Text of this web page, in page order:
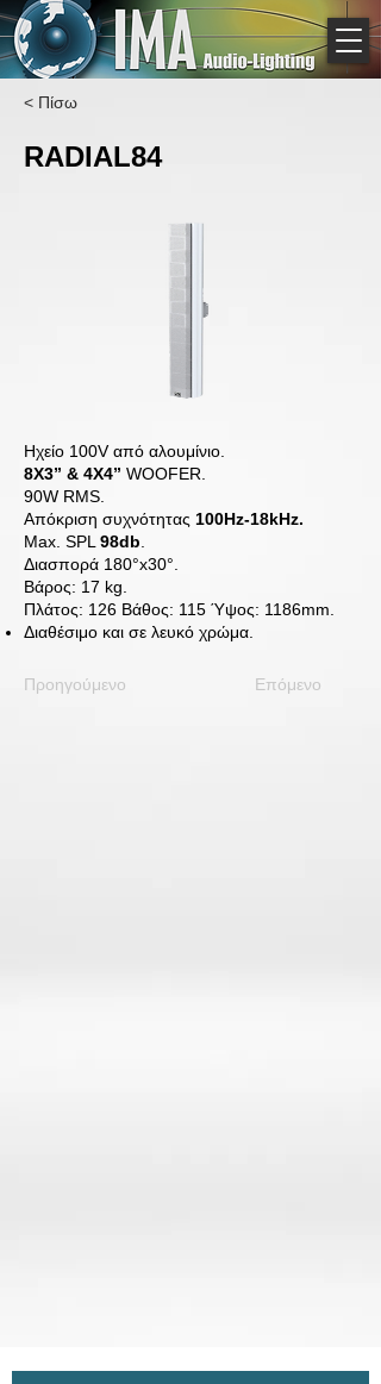
< Πίσω
RADIAL84
Ηχείο 100V από αλουμίνιο.
8X3” & 4X4” WOOFER.
90W RMS.
Απόκριση συχνότητας 100Hz-18kHz.
Max. SPL 98db
Διασπορά 180°x30°.
Βάρος: 17 kg.
Πλάτος: 126 Βάθος: 115 Ύψος: 1186mm.
Διαθέσιμο και σε λευκό χρώμα.
Προηγούμενο Επόμενο